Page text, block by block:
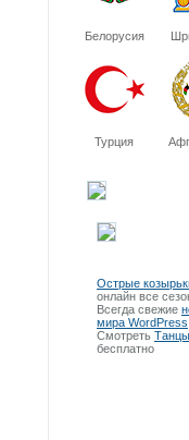
Белорусия
Турция
Острые
онлайн все
Всегда свежие
мира WordPress
Смотреть
бесплатно